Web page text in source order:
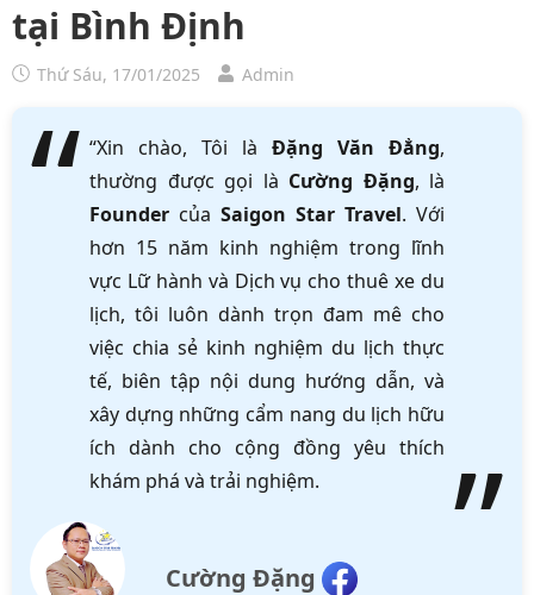
tại Bình Định
Thứ Sáu, 17/01/2025 Admin
“Xin chào, Tôi là Đặng Văn Đẳng,
thường được gọi là Cường Đặng, là
Founder của Saigon Star Travel. Với
hơn 15 năm kinh nghiệm trong lĩnh
vực Lữ hành và Dịch vụ cho thuê xe du
lịch, tôi luôn dành trọn đam mê cho
việc chia sẻ kinh nghiệm du lịch thực
tế, biên tập nội dung hướng dẫn, và
xây dựng những cẩm nang du lịch hữu
ích dành cho cộng đồng yêu thích
khám phá và trải nghiệm.
Cường Đặng